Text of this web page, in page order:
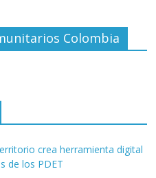
Colombia
crea herramienta digital
de los PDET